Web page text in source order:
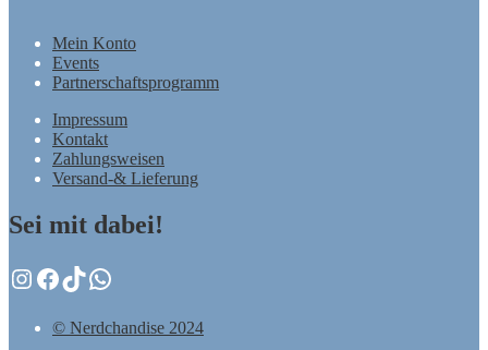
Mein Konto
Events
Partnerschaftsprogramm
Impressum
Kontakt
Zahlungsweisen
Versand-& Lieferung
Sei mit dabei!
Instagram
Facebook
TikTok
WhatsApp
© Nerdchandise 2024